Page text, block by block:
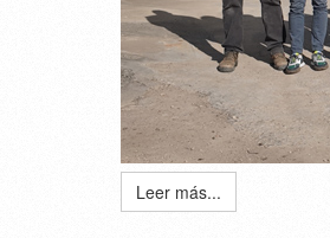
Leer más...